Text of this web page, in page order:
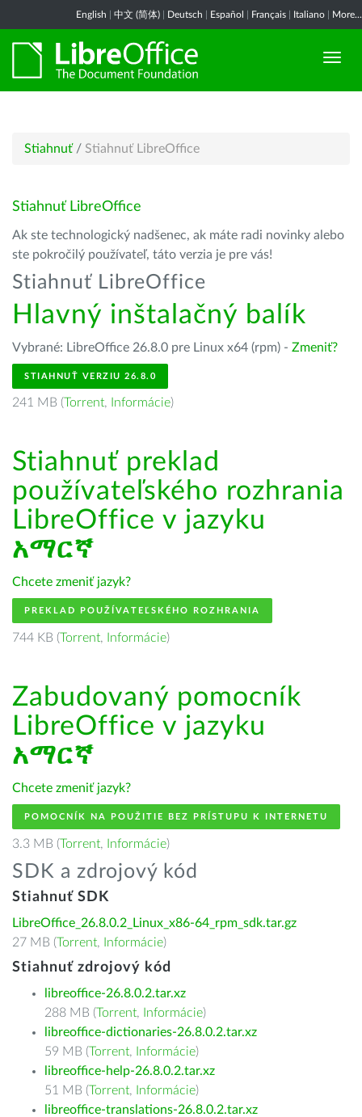
English 中文 (简体) Deutsch Español Français Italiano More...
Stiahnuť / Stiahnuť LibreOffice
Stiahnuť LibreOffice
Ak ste technologický nadšenec, ak máte radi novinky alebo
ste pokročilý používateľ, táto verzia je pre vás!
Stiahnuť LibreOffice
Hlavný inštalačný balík
Vybrané: LibreOffice 26.8.0 pre Linux x64 (rpm) - Zmeniť?
STIAHNUŤ VERZIU 26.8.0
241 MB (Torrent, Informácie)
Stiahnuť preklad
používateľského rozhrania
LibreOffice v jazyku
አማርኛ
Chcete zmeniť jazyk?
PREKLAD POUŽÍVATEĽSKÉHO ROZHRANIA
744 KB (Torrent, Informácie)
Zabudovaný pomocník
LibreOffice v jazyku
አማርኛ
Chcete zmeniť jazyk?
POMOCNÍK NA POUŽITIE BEZ PRÍSTUPU K INTERNETU
3.3 MB (Torrent, Informácie)
SDK a zdrojový kód
Stiahnuť SDK
LibreOffice_26.8.0.2_Linux_x86-64_rpm_sdk.tar.gz
27 MB (Torrent, Informácie)
Stiahnuť zdrojový kód
libreoffice-26.8.0.2.tar.xz
288 MB (Torrent, Informácie)
libreoffice-dictionaries-26.8.0.2.tar.xz
59 MB (Torrent, Informácie)
libreoffice-help-26.8.0.2.tar.xz
51 MB (Torrent, Informácie)
libreoffice-translations-26.8.0.2.tar.xz